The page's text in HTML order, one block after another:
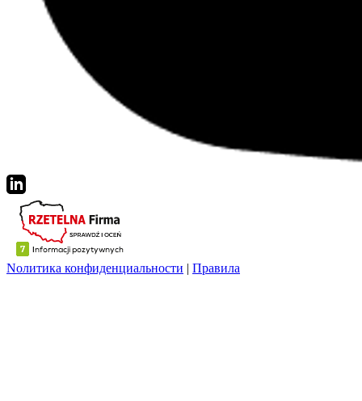
Nолитика конфиденциальности | Правила